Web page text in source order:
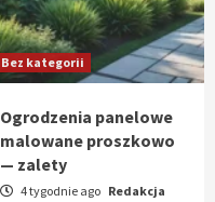
Bez kategorii
Ogrodzenia panelowe
malowane proszkowo
— zalety
4 tygodnie ago Redakcja